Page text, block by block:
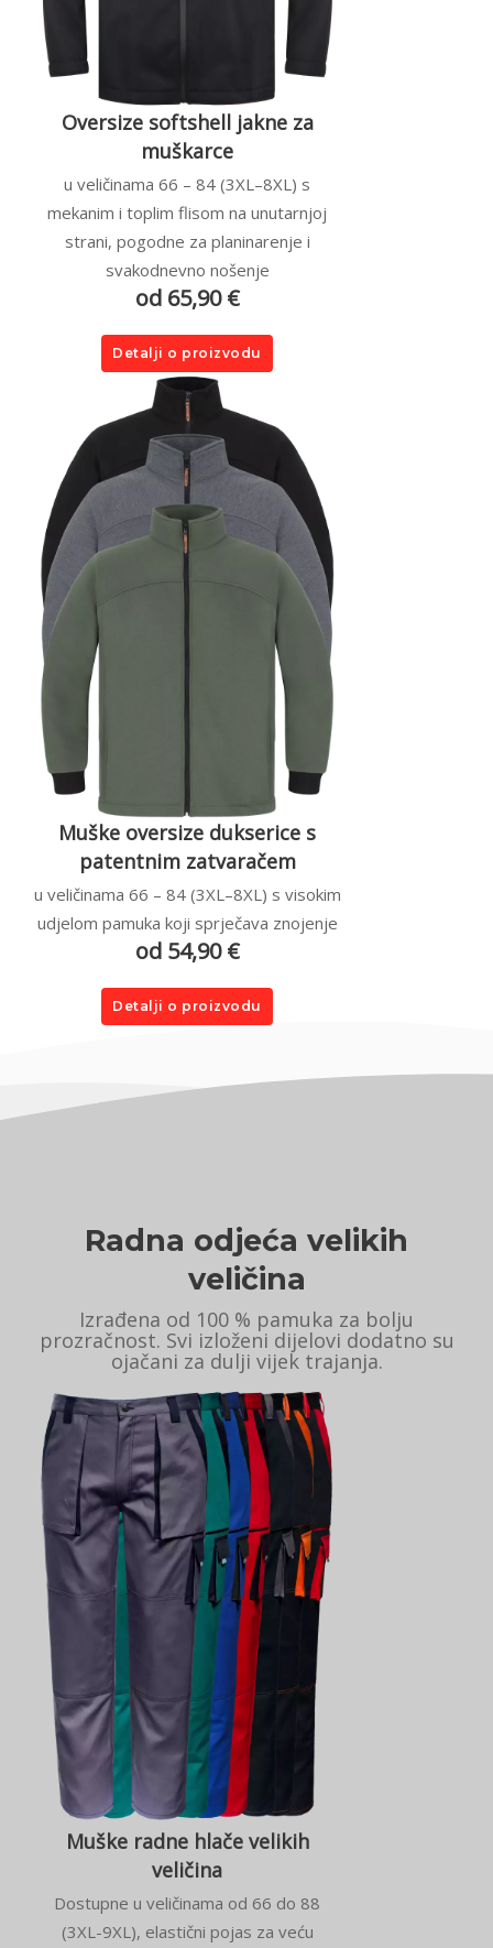
Oversize softshell jakne za
muškarce
u veličinama 66 – 84 (3XL–8XL) s
mekanim i toplim flisom na unutarnjoj
strani, pogodne za planinarenje i
svakodnevno nošenje
od 65,90 €
Detalji o proizvodu
Muške oversize dukserice s
patentnim zatvaračem
u veličinama 66 – 84 (3XL–8XL) s visokim
udjelom pamuka koji sprječava znojenje
od 54,90 €
Detalji o proizvodu
Radna odjeća velikih
veličina
Izrađena od 100 % pamuka za bolju
prozračnost. Svi izloženi dijelovi dodatno su
ojačani za dulji vijek trajanja.
Muške radne hlače velikih
veličina
Dostupne u veličinama od 66 do 88
(3XL-9XL), elastični pojas za veću